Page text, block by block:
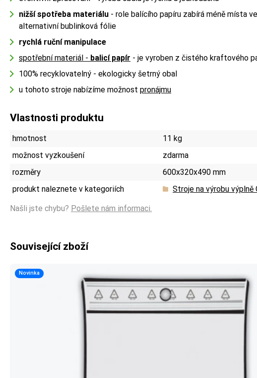
nižší spotřeba materiálu - role balícího papíru zabírá méně místa
alternativní bublinková fólie
rychlá ruční manipulace
spotřební materiál - balicí papír - je vyroben z čistého kraftového
100% recyklovatelný - ekologicky šetrný obal
u tohoto stroje nabízíme možnost pronájmu
Vlastnosti produktu
hmotnost
11 kg
možnost vyzkoušení
zdarma
rozměry
600x320x490 mm
produkt naleznete v kategoriích
Stroje na výrobu výplně
Našli jste chybu? Pošlete nám informaci.
Související zboží
Novinka